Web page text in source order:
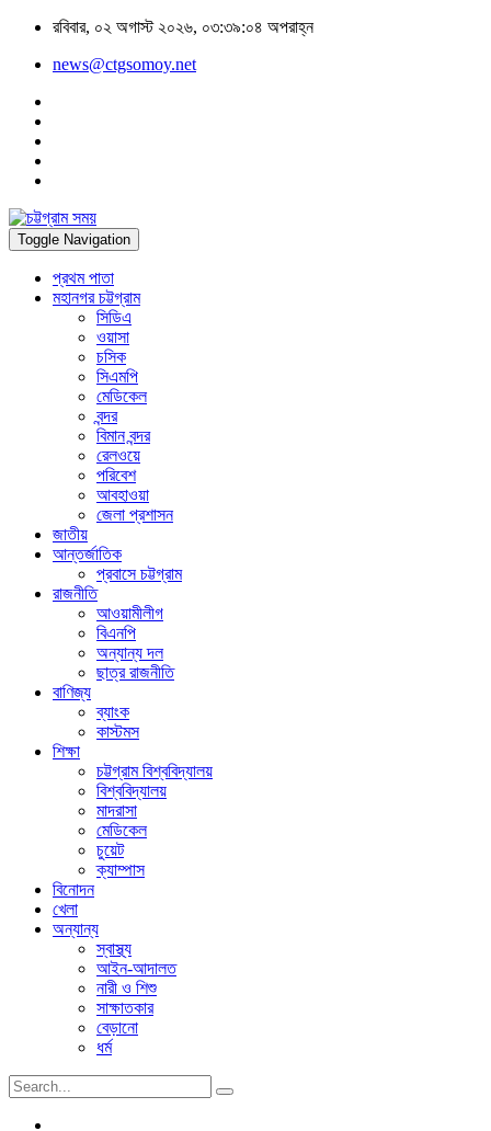
রবিবার, ০২ অগাস্ট ২০২৬, ০৩:৩৯:০৪ অপরাহ্ন
news@ctgsomoy.net
Toggle Navigation
প্রথম পাতা
মহানগর চট্টগ্রাম
সিডিএ
ওয়াসা
চসিক
সিএমপি
মেডিকেল
বন্দর
বিমান বন্দর
রেলওয়ে
পরিবেশ
আবহাওয়া
জেলা প্রশাসন
জাতীয়
আন্তর্জাতিক
প্রবাসে চট্টগ্রাম
রাজনীতি
আওয়ামীলীগ
বিএনপি
অন্যান্য দল
ছাত্র রাজনীতি
বাণিজ্য
ব্যাংক
কাস্টমস
শিক্ষা
চট্টগ্রাম বিশ্ববিদ্যালয়
বিশ্ববিদ্যালয়
মাদরাসা
মেডিকেল
চুয়েট
ক্যাম্পাস
বিনোদন
খেলা
অন্যান্য
স্বাস্থ্য
আইন-আদালত
নারী ও শিশু
সাক্ষাতকার
বেড়ানো
ধর্ম